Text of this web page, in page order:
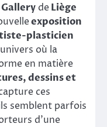
deLiège
exposition
plasticien
où la
en matière
dessins et
ces
semblent parfois
d’une